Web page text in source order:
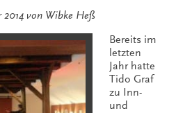
2014 von Wibke Heß
Bereits im
letzten
Jahr hatte
Tido Graf
zu Inn-
und